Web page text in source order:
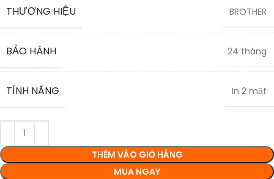
THƯƠNG HIỆU BROTHER
BẢO HÀNH 24 tháng
TÍNH NĂNG In 2 mặt
THÊM VÀO GIỎ HÀNG
MUA NGAY